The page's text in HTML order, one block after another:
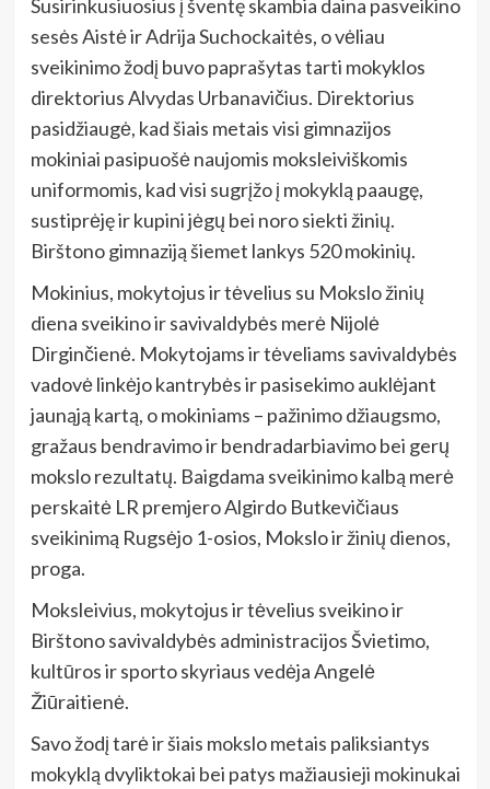
Susirinkusiuosius į šventę skambia daina pasveikino
sesės Aistė ir Adrija Suchockaitės, o vėliau
sveikinimo žodį buvo paprašytas tarti mokyklos
direktorius Alvydas Urbanavičius. Direktorius
pasidžiaugė, kad šiais metais visi gimnazijos
mokiniai pasipuošė naujomis moksleiviškomis
uniformomis, kad visi sugrįžo į mokyklą paaugę,
sustiprėję ir kupini jėgų bei noro siekti žinių.
Birštono gimnaziją šiemet lankys 520 mokinių.
Mokinius, mokytojus ir tėvelius su Mokslo žinių
diena sveikino ir savivaldybės merė Nijolė
Dirginčienė. Mokytojams ir tėveliams savivaldybės
vadovė linkėjo kantrybės ir pasisekimo auklėjant
jaunąją kartą, o mokiniams – pažinimo džiaugsmo,
gražaus bendravimo ir bendradarbiavimo bei gerų
mokslo rezultatų. Baigdama sveikinimo kalbą merė
perskaitė LR premjero Algirdo Butkevičiaus
sveikinimą Rugsėjo 1-osios, Mokslo ir žinių dienos,
proga.
Moksleivius, mokytojus ir tėvelius sveikino ir
Birštono savivaldybės administracijos Švietimo,
kultūros ir sporto skyriaus vedėja Angelė
Žiūraitienė.
Savo žodį tarė ir šiais mokslo metais paliksiantys
mokyklą dvyliktokai bei patys mažiausieji mokinukai